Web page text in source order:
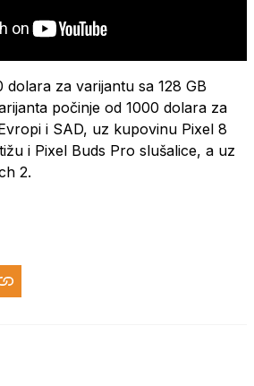
za varijantu sa 128 GB
počinje od 1000 dolara za
i SAD, uz kupovinu Pixel 8
i Pixel Buds Pro slušalice, a uz
2.